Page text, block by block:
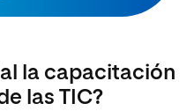
la capacitación
las TIC?